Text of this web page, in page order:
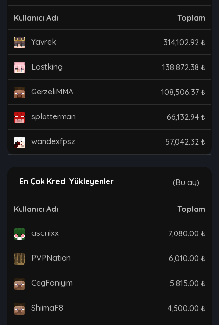
Kullanıcı Adı Toplam
Yavrek 314,102.92 ₺
Lostking 138,872.38 ₺
GerzeliMMA 108,506.37 ₺
splatterman 66,132.94 ₺
wandexfpsz 57,042.32 ₺
En Çok Kredi Yükleyenler (Bu ay)
Kullanıcı Adı Toplam
asonixx 7,080.00 ₺
PVPNation 6,010.00 ₺
CegFaniyim 5,815.00 ₺
ShiimaF8 4,500.00 ₺